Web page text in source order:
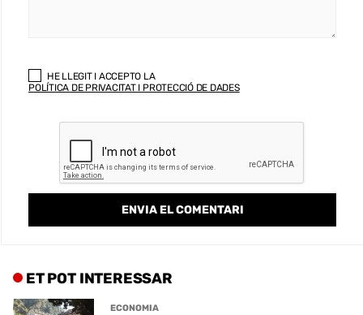
HE LLEGIT I ACCEPTO LA
POLÍTICA DE PRIVACITAT I PROTECCIÓ DE DADES
ET POT INTERESSAR
ECONOMIA